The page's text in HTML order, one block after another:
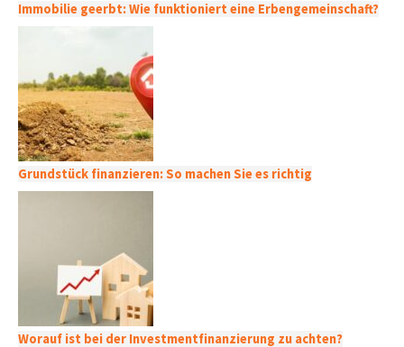
Immobilie geerbt: Wie funktioniert eine Erbengemeinschaft?
Grundstück finanzieren: So machen Sie es richtig
Worauf ist bei der Investmentfinanzierung zu achten?